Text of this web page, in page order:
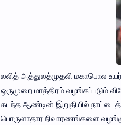
லலித் அத்துலத்முதலி மகாபொல
ஒருமுறை மாத்திரம் வழங்கப்படும்
கடந்த ஆண்டின் இறுதியில் நாட்டைத்
பொருளாதார நிவாரணங்களை